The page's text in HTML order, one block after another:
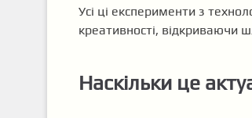
Усі ці експерименти з
креативності, відкриваючи
Наскільки це